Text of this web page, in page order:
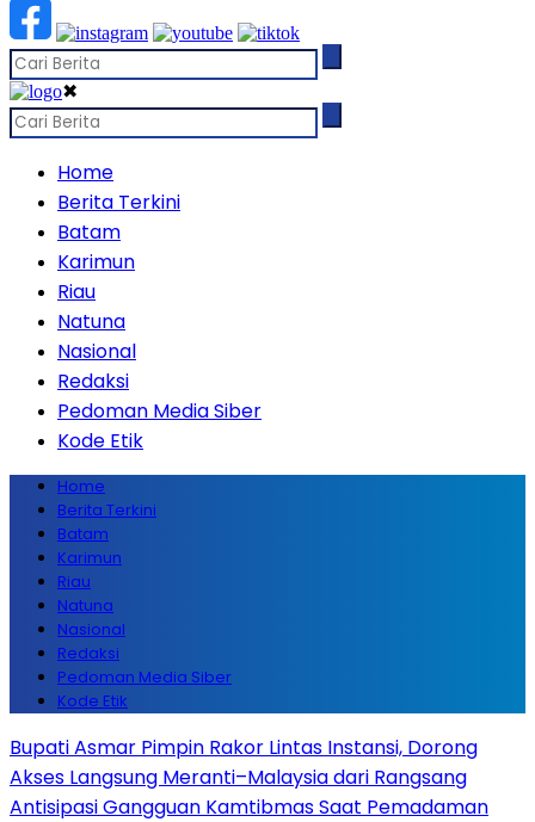
✖
Home
Berita Terkini
Batam
Karimun
Riau
Natuna
Nasional
Redaksi
Pedoman Media Siber
Kode Etik
Home
Berita Terkini
Batam
Karimun
Riau
Natuna
Nasional
Redaksi
Pedoman Media Siber
Kode Etik
Bupati Asmar Pimpin Rakor Lintas Instansi, Dorong
Akses Langsung Meranti–Malaysia dari Rangsang
Antisipasi Gangguan Kamtibmas Saat Pemadaman